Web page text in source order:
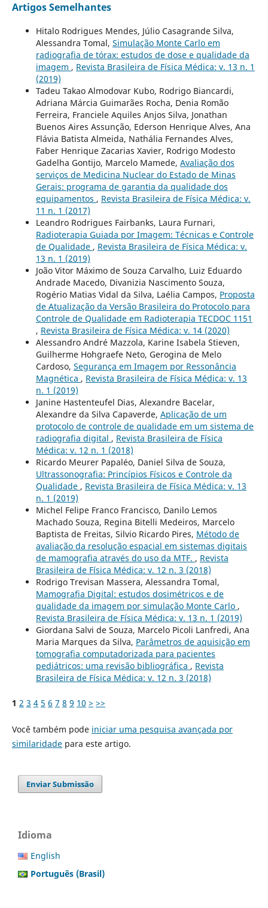
Artigos Semelhantes
Hitalo Rodrigues Mendes, Júlio Casagrande Silva,
Alessandra Tomal, Simulação Monte Carlo em
radiografia de tórax: estudos de dose e qualidade da
imagem , Revista Brasileira de Física Médica: v. 13 n. 1
(2019)
Tadeu Takao Almodovar Kubo, Rodrigo Biancardi,
Adriana Márcia Guimarães Rocha, Denia Romão
Ferreira, Franciele Aquiles Anjos Silva, Jonathan
Buenos Aires Assunção, Ederson Henrique Alves, Ana
Flávia Batista Almeida, Nathália Fernandes Alves,
Faber Henrique Zacarias Xavier, Rodrigo Modesto
Gadelha Gontijo, Marcelo Mamede, Avaliação dos
serviços de Medicina Nuclear do Estado de Minas
Gerais: programa de garantia da qualidade dos
equipamentos , Revista Brasileira de Física Médica: v.
11 n. 1 (2017)
Leandro Rodrigues Fairbanks, Laura Furnari,
Radioterapia Guiada por Imagem: Técnicas e Controle
de Qualidade , Revista Brasileira de Física Médica: v.
13 n. 1 (2019)
João Vitor Máximo de Souza Carvalho, Luiz Eduardo
Andrade Macedo, Divanizia Nascimento Souza,
Rogério Matias Vidal da Silva, Laélia Campos, Proposta
de Atualização da Versão Brasileira do Protocolo para
Controle de Qualidade em Radioterapia TECDOC 1151
, Revista Brasileira de Física Médica: v. 14 (2020)
Alessandro André Mazzola, Karine Isabela Stieven,
Guilherme Hohgraefe Neto, Gerogina de Melo
Cardoso, Segurança em Imagem por Ressonância
Magnética , Revista Brasileira de Física Médica: v. 13
n. 1 (2019)
Janine Hastenteufel Dias, Alexandre Bacelar,
Alexandre da Silva Capaverde, Aplicação de um
protocolo de controle de qualidade em um sistema de
radiografia digital , Revista Brasileira de Física
Médica: v. 12 n. 1 (2018)
Ricardo Meurer Papaléo, Daniel Silva de Souza,
Ultrassonografia: Princípios Físicos e Controle da
Qualidade , Revista Brasileira de Física Médica: v. 13
n. 1 (2019)
Michel Felipe Franco Francisco, Danilo Lemos
Machado Souza, Regina Bitelli Medeiros, Marcelo
Baptista de Freitas, Silvio Ricardo Pires, Método de
avaliação da resolução espacial em sistemas digitais
de mamografia através do uso da MTF. , Revista
Brasileira de Física Médica: v. 12 n. 3 (2018)
Rodrigo Trevisan Massera, Alessandra Tomal,
Mamografia Digital: estudos dosimétricos e de
qualidade da imagem por simulação Monte Carlo ,
Revista Brasileira de Física Médica: v. 13 n. 1 (2019)
Giordana Salvi de Souza, Marcelo Picoli Lanfredi, Ana
Maria Marques da Silva, Parâmetros de aquisição em
tomografia computadorizada para pacientes
pediátricos: uma revisão bibliográfica , Revista
Brasileira de Física Médica: v. 12 n. 3 (2018)
1 2 3 4 5 6 7 8 9 10 > >>
Você também pode iniciar uma pesquisa avançada por
similaridadepara este artigo.
Enviar Submissão
Idioma
English
Português (Brasil)